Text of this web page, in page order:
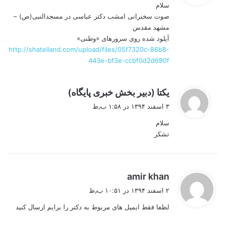
سلام
صوت سخنرانی امشب دکتر عباسی در مسجدالنبی(ص) –
مشهد مقدس
آپلود شده روی سرورهای «وطنی»
http://shatelland.com/upload/files/05f7320c-86b8-
443e-bf3e-ccbf0d2d690f
یکتا (دبیر بخش خبری پایگاه)
۳ اسفند ۱۳۹۴ در ۱:۵۸ ب٫ظ
سلام
تشکر
amir khan
:
۲ اسفند ۱۳۹۴ در ۱۰:۵۱ ب٫ظ
لطفا فقط ایمیل های مربوط به دکتر را برایم ارسال کنید